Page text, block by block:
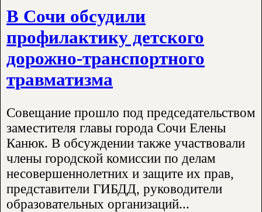
В Сочи обсудили
профилактику детского
дорожно-транспортного
травматизма
Совещание прошло под председательством
заместителя главы города Сочи Елены
Канюк. В обсуждении также участвовали
члены городской комиссии по делам
несовершеннолетних и защите их прав,
представители ГИБДД, руководители
образовательных организаций...